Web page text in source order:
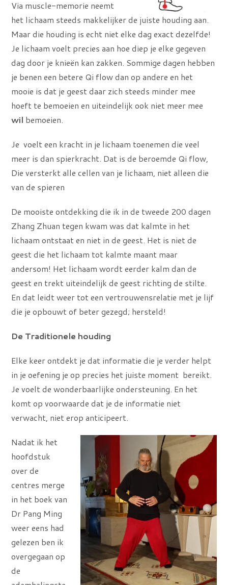
Via muscle-memorie neemt
het lichaam steeds makkelijker de juiste houding aan.
Maar die houding is echt niet elke dag exact dezelfde!
Je lichaam voelt precies aan hoe diep je elke gegeven
dag door je knieën kan zakken. Sommige dagen hebben
je benen een betere Qi flow dan op andere en het
mooie is dat je geest daar zich steeds minder mee
hoeft te bemoeien en uiteindelijk ook niet meer mee
wil bemoeien.
Je voelt een kracht in je lichaam toenemen die veel
meer is dan spierkracht. Dat is de beroemde Qi flow,
Die versterkt alle cellen van je lichaam, niet alleen die
van de spieren
De mooiste ontdekking die ik in de tweede 200 dagen
Zhang Zhuan tegen kwam was dat kalmte in het
lichaam ontstaat en niet in de geest. Het is niet de
geest die het lichaam tot kalmte maant maar
andersom! Het lichaam wordt eerder kalm dan de
geest en trekt uiteindelijk de geest richting de stilte.
En dat leidt weer tot een vertrouwensrelatie met je lijf
die je opbouwt of beter gezegd; hersteld!
De Traditionele houding
Elke keer ontdekt je dat informatie die je verder helpt
in je oefening je op precies het juiste moment bereikt.
Je voelt de wonderbaarlijke ondersteuning. En het
komt op voorwaarde dat je de informatie niet
verwacht, niet erop anticipeert.
Nadat ik het
hoofdstuk
over de
centres merge
in het boek van
Dr Pang Ming
weer eens had
gelezen ben ik
overgegaan op
de